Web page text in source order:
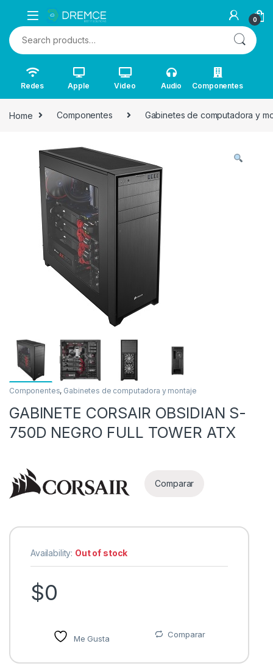
0
Search for:
Redes Apple Video Audio Componentes
Home Componentes Gabinetes de computadora y
Componentes, Gabinetes de computadora y montaje
GABINETE CORSAIR OBSIDIAN S-
750D NEGRO FULL TOWER ATX
Comparar
Availability: Out of stock
$0
Me Gusta Comparar